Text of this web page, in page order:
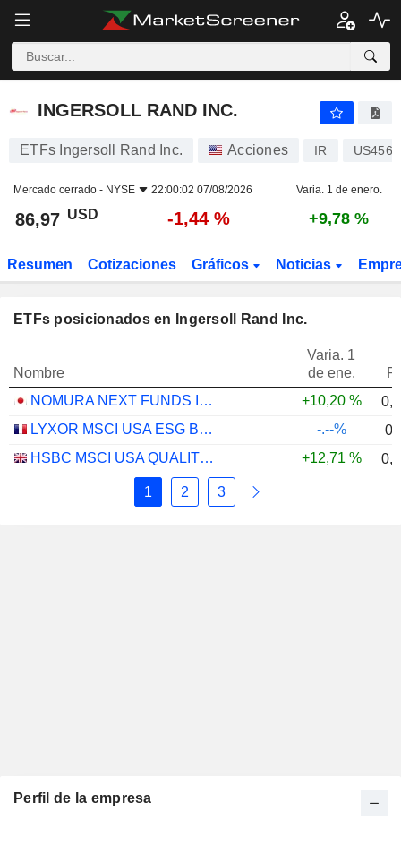
INGERSOLL RAND INC.
INGERSOLL RAND INC.
ETFs Ingersoll Rand Inc. Acciones IR
Mercado cerrado - NYSE 22:00:02 07/08/2026 Varia. 1 de enero.
86,97 USD -1,44 % +9,78 %
Resumen Cotizaciones Gráficos Noticias
ETFs posicionados en Ingersoll Rand Inc.
Nombre
Varia. 1
de ene.
NOMURA NEXT FUNDS INTERNATIONAL EQUITY MSCI-KOKUSAI (YEN-HEDGED) ETF - JPY
+10,20 %
LYXOR MSCI USA ESG BROAD CTB (DR) UCITS ETF - DIST - EUR
-.--%
HSBC MSCI USA QUALITY UCITS ETF - USD
+12,71 %
1 2 3
Perfil de la empresa